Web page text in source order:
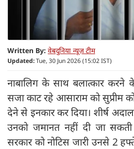
Written By: वेबदुनिया न्यूज़ टीम
Updated:Tue, 30 Jun 2026 (15:02 IST)
नाबालिग के साथ बलात्कार
सजा काट रहे आसाराम को सुप्रीम
देने से इनकार कर दिया। शीर्ष
उनको जमानत नहीं दी जा सकती
सरकार को नोटिस जारी उनसे 2